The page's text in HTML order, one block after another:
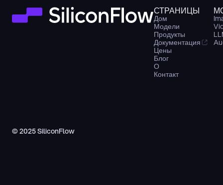
СТРАНИЦЫ
Дом
Модели
Продукты
Документация
Цены
Блог
О
Контакт
© 2025 SiliconFlow